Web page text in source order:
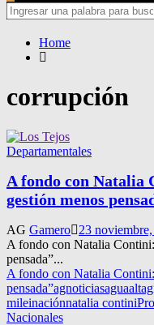
Search
for:
Home
corrupción
Departamentales
A fondo con Natalia
gestión menos
AG Gamero 23
A fondo con Natalia
pensada”...
A fondo con Natalia
pensada”agnoticiasagua
mileinaciónnatalia contini
Nacionales